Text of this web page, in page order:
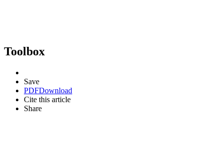
Toolbox
Save
PDFDownload
Cite this article
Share